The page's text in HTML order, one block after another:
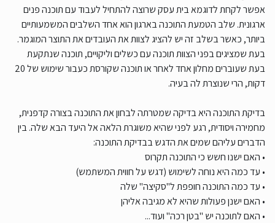
אפשר לקחת לדוגמא בית עסק שרוצה להתחיל לעבוד עם תוכנה פנים
ארגונית. שלב הטמעת התוכנה בארגון הוא אחד השלבים המשמעותיים
ביותר, כאשר בשלב זה יש להציג לצוות את העובדים את התוצר המוגמר.
בעת שמציגים בפני הצוות תוכנה עם כשלים וליקויים, תוכנה שנתקעת
בעת שעוברים מחלון אחד לאחר או תוכנה שקורסת כעבור שימוש של 20
דקות, הרי שנוצרת לה בעיה.
בדיקת התוכנה היא בדיקה שמטרתה לבחון את התוכנה בצורה קדפנית,
מחמירה ויסודית, רגע לפני שהיא משוגרת הלאה אל היעד הבא שלה. בין
הדברים עליהם שמים את הדגש בבדיקת התוכנה:
• האם ישנו חשש כי התוכנה תקרוס
• עד כמה היא נוחה לשימוש (דגש על חווית המשתמש)
• עד כמה התוכנה חופפת ל"סקיצה" שלה
• האם ישנן פעולות שהיא לא מגיבה אליהן
• האם לתוכנה יש "בטן רכה" ועוד...